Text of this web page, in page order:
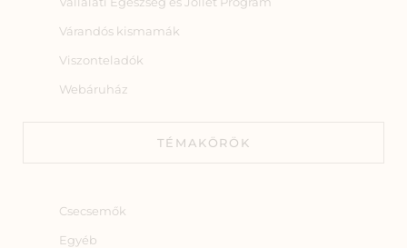
Várandós kismamák
Viszonteladók
Webáruház
TÉMAKÖRÖK
Csecsemők
Egyéb